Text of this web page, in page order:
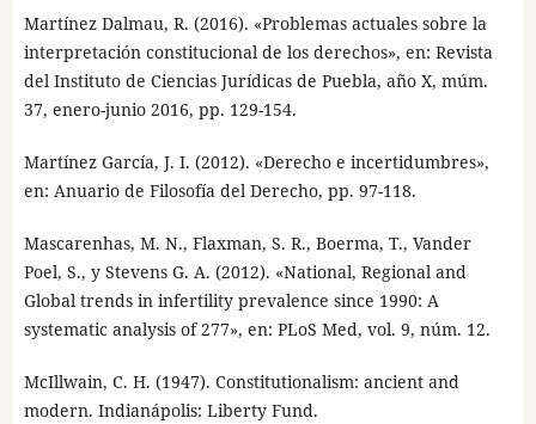
Martínez Dalmau, R. (2016). «Problemas actuales sobre la
interpretación constitucional de los derechos», en: Revista
del Instituto de Ciencias Jurídicas de Puebla, año X, múm.
37, enero-junio 2016, pp. 129-154.
Martínez García, J. I. (2012). «Derecho e incertidumbres»,
en: Anuario de Filosofía del Derecho, pp. 97-118.
Mascarenhas, M. N., Flaxman, S. R., Boerma, T., Vander
Poel, S., y Stevens G. A. (2012). «National, Regional and
Global trends in infertility prevalence since 1990: A
systematic analysis of 277», en: PLoS Med, vol. 9, núm. 12.
McIllwain, C. H. (1947). Constitutionalism: ancient and
modern. Indianápolis: Liberty Fund.